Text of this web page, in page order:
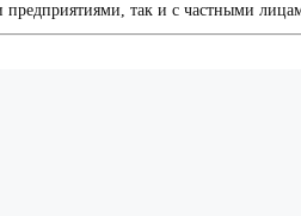
так и с частными